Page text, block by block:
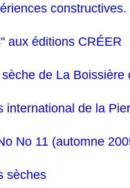
aux éditions CRÉER
de La Boissière
international de la
No 11 (automne
sèches